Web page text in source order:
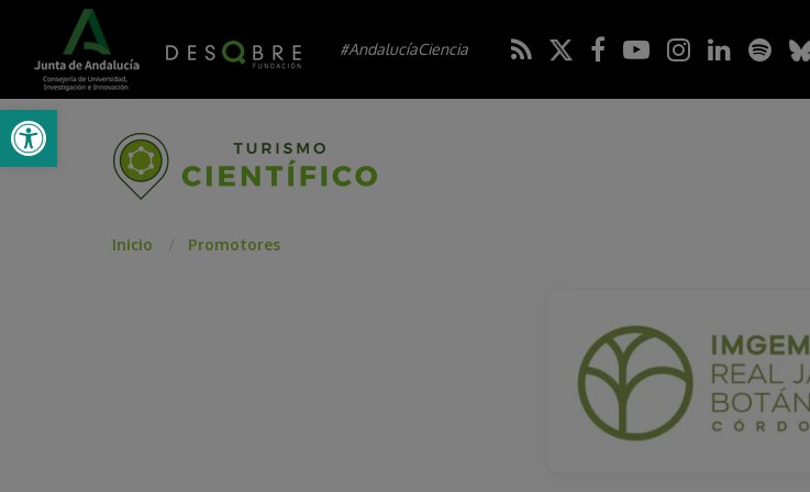
Abrir barra de herramientas
#AndalucíaCiencia
Inicio Promotores